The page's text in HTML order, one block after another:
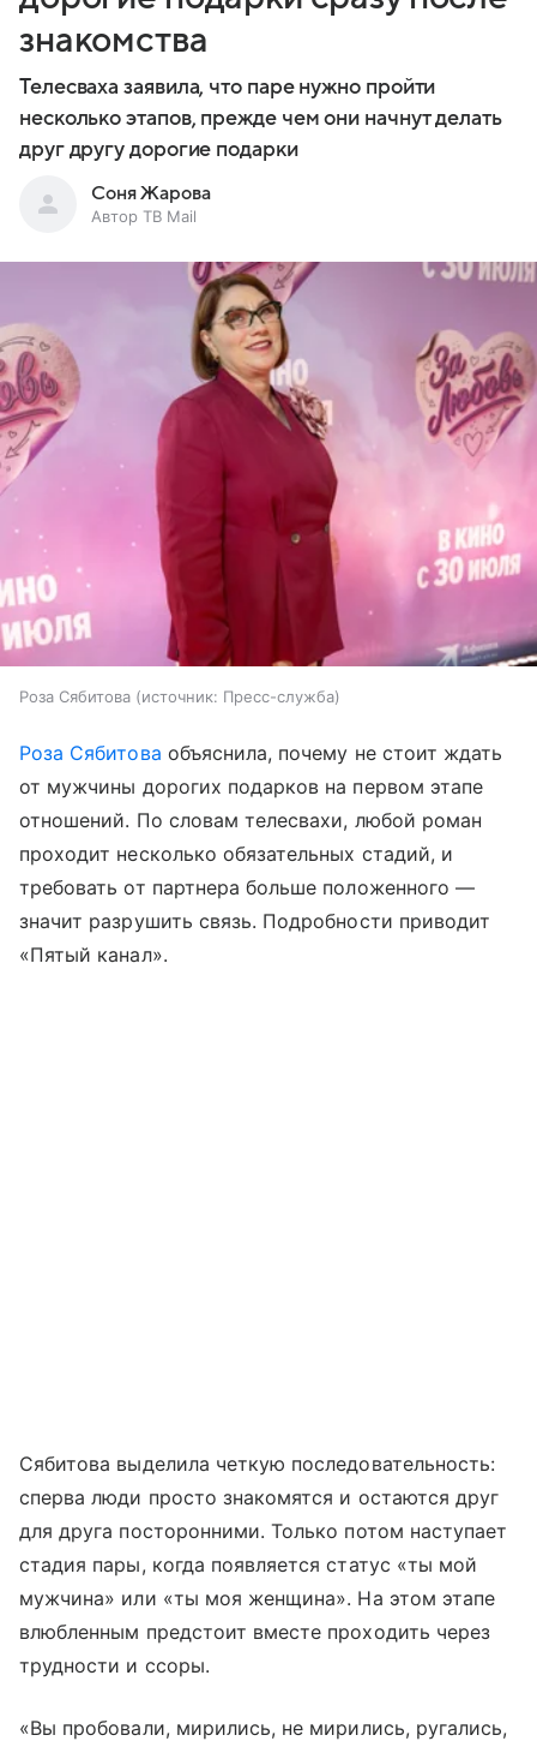
знакомства
Телесваха заявила, что паре нужно пройти
несколько этапов, прежде чем они начнут делать
друг другу дорогие подарки
Соня Жарова
Автор ТВ Mail
Роза Сябитова источник: Пресс-служба
Роза Сябитова объяснила, почему не стоит ждать
от мужчины дорогих подарков на первом этапе
отношений. По словам телесвахи, любой роман
проходит несколько обязательных стадий, и
требовать от партнера больше положенного —
значит разрушить связь. Подробности приводит
«Пятый канал».
Сябитова выделила четкую последовательность:
сперва люди просто знакомятся и остаются друг
для друга посторонними. Только потом наступает
стадия пары, когда появляется статус «ты мой
мужчина» или «ты моя женщина». На этом этапе
влюбленным предстоит вместе проходить через
трудности и ссоры.
«Вы пробовали, мирились, не мирились, ругались,